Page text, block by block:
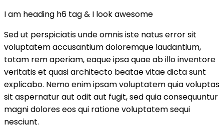
I am heading h6 tag & I look awesome
Sed ut perspiciatis unde omnis iste natus error sit
voluptatem accusantium doloremque laudantium,
totam rem aperiam, eaque ipsa quae ab illo inventore
veritatis et quasi architecto beatae vitae dicta sunt
explicabo. Nemo enim ipsam voluptatem quia voluptas
sit aspernatur aut odit aut fugit, sed quia consequuntur
magni dolores eos qui ratione voluptatem sequi
nesciunt.